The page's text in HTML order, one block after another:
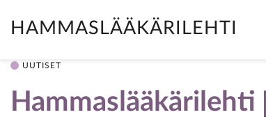
HAMMASLÄÄKÄRILEHTI
UUTISET
Hammaslääkärilehti